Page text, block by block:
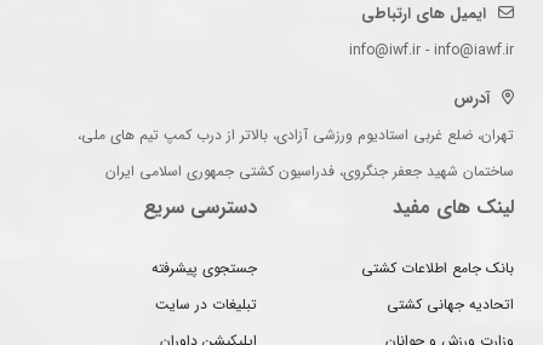
ایمیل های ارتباطی
info@iwf.ir - info@iawf.ir
آدرس
تهران، ضلع غربی استادیوم ورزشی آزادی، بالاتر از درب کمپ تیم های ملی،
ساختمان شهید جعفر جنگروی، فدراسیون کشتی جمهوری اسلامی ایران
لینک های مفید
بانک جامع اطلاعات کشتی
اتحادیه جهانی کشتی
دسترسی سریع
جستجوی پیشرفته
تبلیغات در سایت